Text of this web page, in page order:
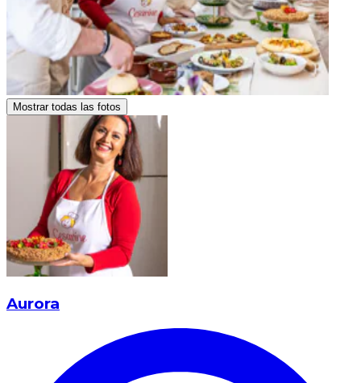
Mostrar todas las fotos
Aurora